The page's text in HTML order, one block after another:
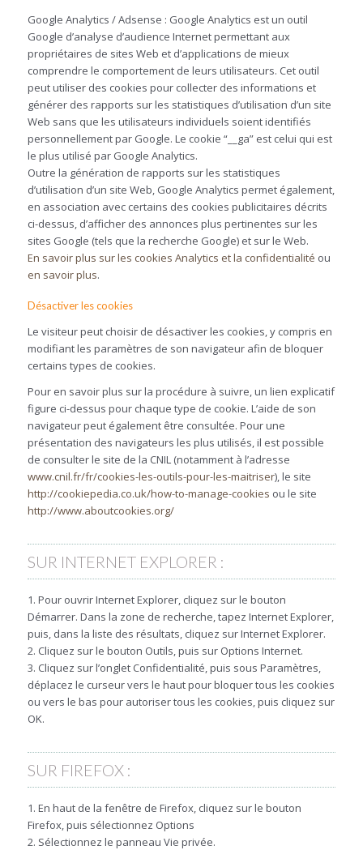
Google Analytics / Adsense : Google Analytics est un outil
Google d’analyse d’audience Internet permettant aux
propriétaires de sites Web et d’applications de mieux
comprendre le comportement de leurs utilisateurs. Cet outil
peut utiliser des cookies pour collecter des informations et
générer des rapports sur les statistiques d’utilisation d’un site
Web sans que les utilisateurs individuels soient identifiés
personnellement par Google. Le cookie “__ga” est celui qui est
le plus utilisé par Google Analytics.
Outre la génération de rapports sur les statistiques
d’utilisation d’un site Web, Google Analytics permet également,
en association avec certains des cookies publicitaires décrits
ci-dessus, d’afficher des annonces plus pertinentes sur les
sites Google (tels que la recherche Google) et sur le Web.
En savoir plus sur les cookies Analytics et la confidentialité ou
en savoir plus.
Désactiver les cookies
Le visiteur peut choisir de désactiver les cookies, y compris en
modifiant les paramètres de son navigateur afin de bloquer
certains types de cookies.
Pour en savoir plus sur la procédure à suivre, un lien explicatif
figure ci-dessus pour chaque type de cookie. L’aide de son
navigateur peut également être consultée. Pour une
présentation des navigateurs les plus utilisés, il est possible
de consulter le site de la CNIL (notamment à l’adresse
www.cnil.fr/fr/cookies-les-outils-pour-les-maitriser), le site
http://cookiepedia.co.uk/how-to-manage-cookies ou le site
http://www.aboutcookies.org/
SUR INTERNET EXPLORER :
1. Pour ouvrir Internet Explorer, cliquez sur le bouton
Démarrer. Dans la zone de recherche, tapez Internet Explorer,
puis, dans la liste des résultats, cliquez sur Internet Explorer.
2. Cliquez sur le bouton Outils, puis sur Options Internet.
3. Cliquez sur l’onglet Confidentialité, puis sous Paramètres,
déplacez le curseur vers le haut pour bloquer tous les cookies
ou vers le bas pour autoriser tous les cookies, puis cliquez sur
OK.
SUR FIREFOX :
1. En haut de la fenêtre de Firefox, cliquez sur le bouton
Firefox, puis sélectionnez Options
2. Sélectionnez le panneau Vie privée.